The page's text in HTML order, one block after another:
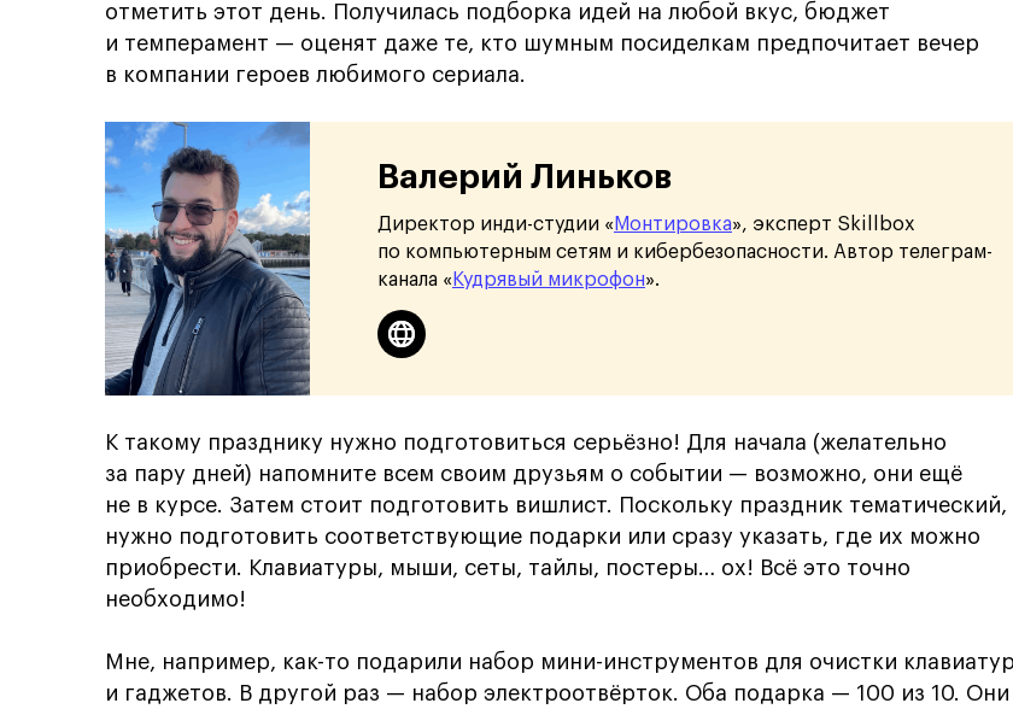
отметить этот день. Получилась подборка идей на любой вкус, бюджет
и темперамент — оценят даже те, кто шумным посиделкам предпочитает вечер
в компании героев любимого сериала.
Валерий Линьков
Директор инди-студии « Монтировка», эксперт Skillbox
по компьютерным сетям и кибербезопасности. Автор телеграм-
канала « Кудрявый микрофон».
К такому празднику нужно подготовиться серьёзно! Для начала (желательно
за пару дней) напомните всем своим друзьям о событии — возможно, они ещё
не в курсе. Затем стоит подготовить вишлист. Поскольку праздник тематический,
нужно подготовить соответствующие подарки или сразу указать, где их можно
приобрести. Клавиатуры, мыши, сеты, тайлы, постеры… ох! Всё это точно
необходимо!
Мне, например, как-то подарили набор мини-инструментов для очистки
и гаджетов. В другой раз — набор электроотвёрток. Оба подарка — 100 из 10. Они